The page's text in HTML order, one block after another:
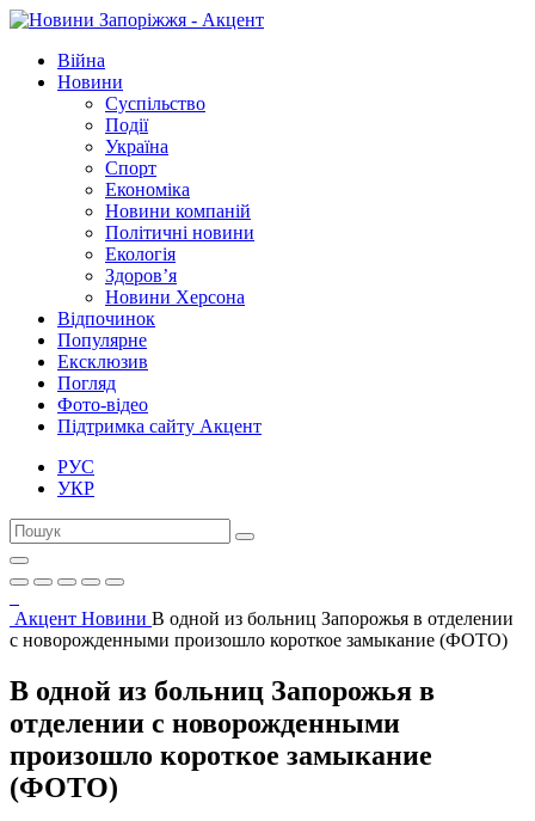
Війна
Новини
Суспільство
Події
Україна
Спорт
Економіка
Новини компаній
Політичні новини
Екологія
Здоров’я
Новини Херсона
Відпочинок
Популярне
Ексклюзив
Погляд
Фото-відео
Підтримка сайту Акцент
РУС
УКР
Акцент Новини В одной из больниц Запорожья в отделении
с новорожденными произошло короткое замыкание (ФОТО)
В одной из больниц Запорожья в
отделении с новорожденными
произошло короткое замыкание
(ФОТО)